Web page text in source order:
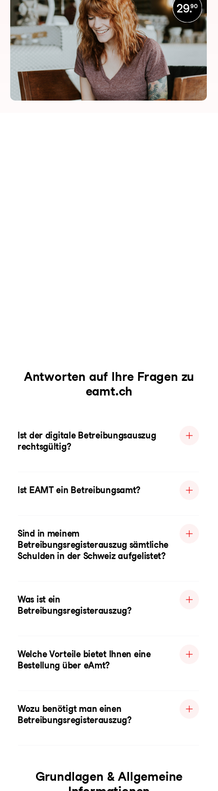
Antworten auf Ihre Fragen zu
eamt.ch
Ist der digitale Betreibungsauszug
rechtsgültig?
Ist EAMT ein Betreibungsamt?
Sind in meinem
Betreibungsregisterauszug sämtliche
Schulden in der Schweiz aufgelistet?
Was ist ein
Betreibungsregisterauszug?
Welche Vorteile bietet Ihnen eine
Bestellung über eAmt?
Wozu benötigt man einen
Betreibungsregisterauszug?
Grundlagen & Allgemeine